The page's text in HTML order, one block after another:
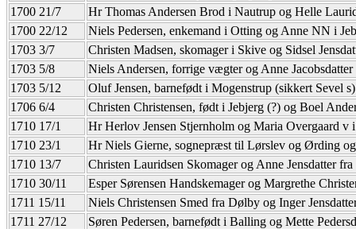
1700 21/7
Hr Thomas Andersen Brod i Nautrup og Helle
1700 22/12
Niels Pedersen, enkemand i Otting og Anne NN i
1703 3/7
Christen Madsen, skomager i Skive og Sidsel
1703 5/8
Niels Andersen, forrige vægter og Anne
1703 5/12
Oluf Jensen, barnefødt i Mogenstrup (sikkert Sevel
1706 6/4
Christen Christensen, født i Jebjerg (?) og Boel
1710 17/1
Hr Herlov Jensen Stjernholm og Maria Overgaard v
1710 23/1
Hr Niels Gierne, sognepræst til Lørslev og Ørding
1710 13/7
Christen Lauridsen Skomager og Anne Jensdatter
1710 30/11
Esper Sørensen Handskemager og Margrethe
1711 15/11
Niels Christensen Smed fra Dølby og Inger
1711 27/12
Søren Pedersen, barnefødt i Balling og Mette